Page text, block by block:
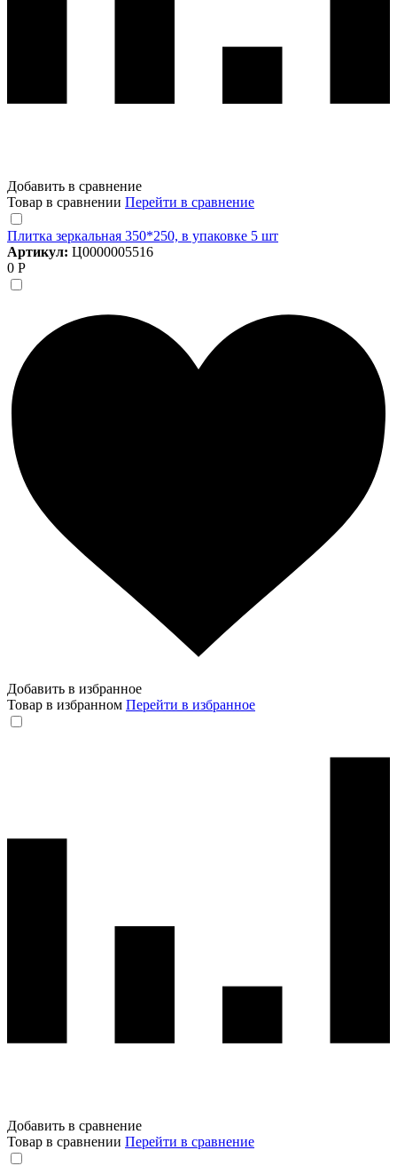
Добавить в сравнение
Товар в сравнении Перейти в сравнение
Плитка зеркальная 350*250, в упаковке 5 шт
Артикул: Ц0000005516
0 Р
Добавить в избранное
Товар в избранном Перейти в избранное
Добавить в сравнение
Товар в сравнении Перейти в сравнение